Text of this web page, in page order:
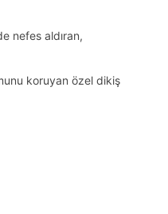
nefes aldıran,
koruyan özel dikiş